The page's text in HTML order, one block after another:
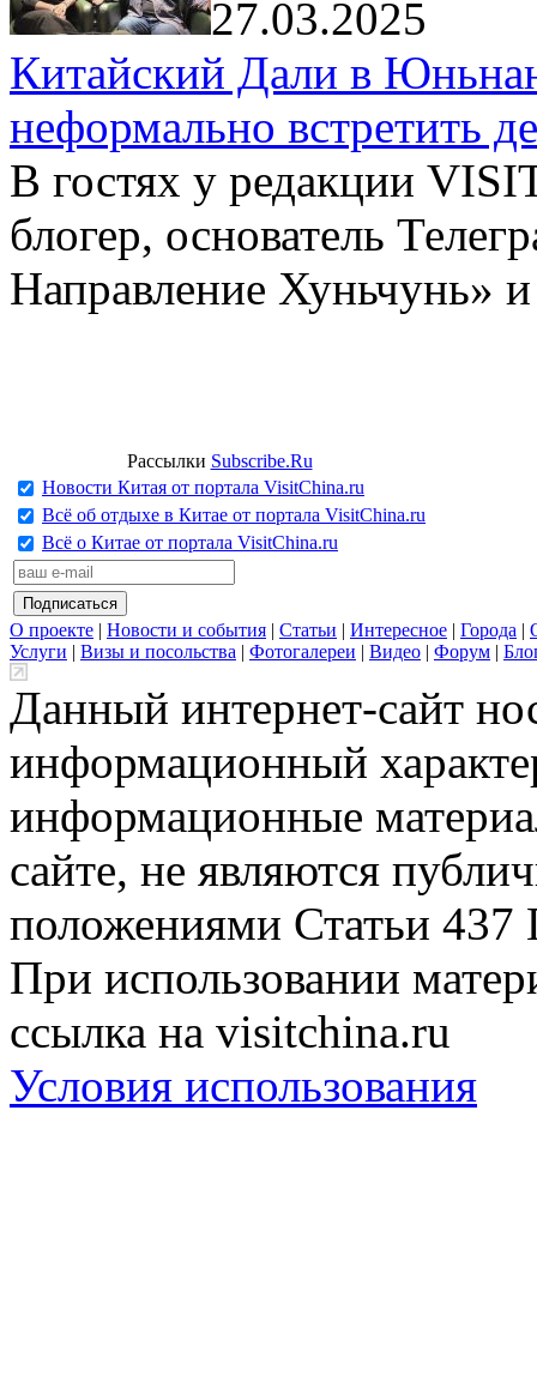
27.03.2025
Китайский Дали в
неформально встретить
В гостях у редакции
блогер, основатель
Направление Хуньчунь»
Рассылки Subscribe.Ru
Новости Китая от портала VisitChina.ru
Всё об отдыхе в Китае от портала VisitChina.ru
Всё о Китае от портала VisitChina.ru
О проекте | Новости и события | Статьи | Интересное | Города |
Услуги | Визы и посольства | Фотогалереи | Видео | Форум |
Данный интернет-сайт
информационный
информационные
сайте, не являются
положениями Статьи 437
При использовании
ссылка на visitchina.ru
Условия использования